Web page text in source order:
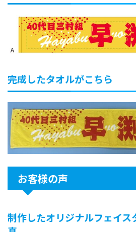
完成したタオルがこちら
お客様の声
制作したオリジナルフェイス